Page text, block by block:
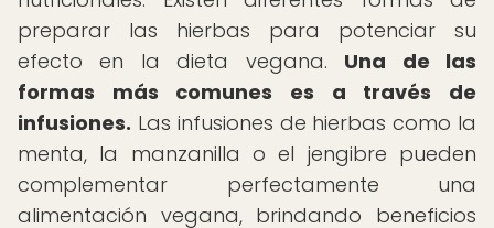
preparar las hierbas para potenciar su
efecto en la dieta vegana. Una de las
formas más comunes es a través de
infusiones. Las infusiones de hierbas como la
menta, la manzanilla o el jengibre pueden
complementar perfectamente una
alimentación vegana, brindando beneficios